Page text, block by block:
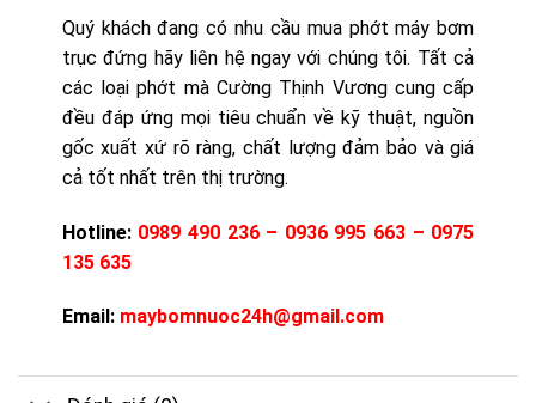
Quý khách đang có nhu cầu mua phớt máy bơm
trục đứng hãy liên hệ ngay với chúng tôi. Tất cả
các loại phớt mà Cường Thịnh Vương cung cấp
đều đáp ứng mọi tiêu chuẩn về kỹ thuật, nguồn
gốc xuất xứ rõ ràng, chất lượng đảm bảo và giá
cả tốt nhất trên thị trường.
Hotline: 0989 490 236 – 0936 995 663 – 0975
135 635
Email: maybomnuoc24h@gmail.com